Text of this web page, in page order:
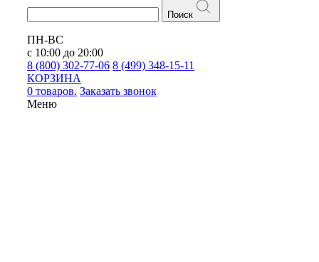
Поиск
ПН-ВС
с 10:00 до 20:00
8 (800) 302-77-06 8 (499) 348-15-11
КОРЗИНА
0 товаров. Заказать звонок
Меню